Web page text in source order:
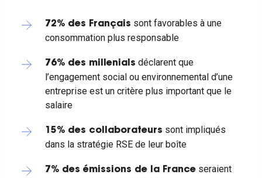
72% des Français sont favorables à une
consommation plus responsable
76% des millenials déclarent que
l’engagement social ou environnemental d’une
entreprise est un critère plus important que le
salaire
15% des collaborateurs sont impliqués
dans la stratégie RSE de leur boîte
7% des émissions de la Franceseraient